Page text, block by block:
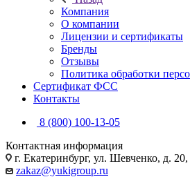
Компания
О компании
Лицензии и сертификаты
Бренды
Отзывы
Политика обработки
Сертификат ФСС
Контакты
8 (800) 100-13-05
Контактная информация
г. Екатеринбург, ул. Шевченко, д.
zakaz@yukigroup.ru